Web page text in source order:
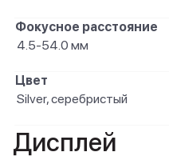
Фокусное расстояние
4.5-54.0 мм
Цвет
Silver, серебристый
Дисплей